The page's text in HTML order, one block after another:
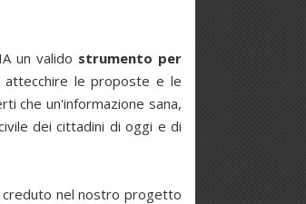
un valido strumento per
le proposte e le
che un'informazione sana,
dei cittadini di oggi e di
creduto nel nostro progetto